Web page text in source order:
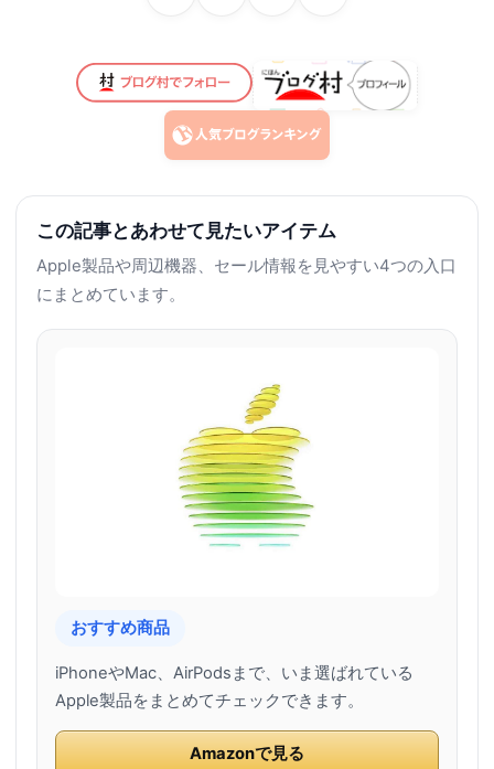
この記事とあわせて見たいアイテム
Apple製品や周辺機器、セール情報を見やすい4つの入口
にまとめています。
おすすめ商品
iPhoneやMac、AirPodsまで、いま選ばれている
Apple製品をまとめてチェックできます。
Amazonで見る